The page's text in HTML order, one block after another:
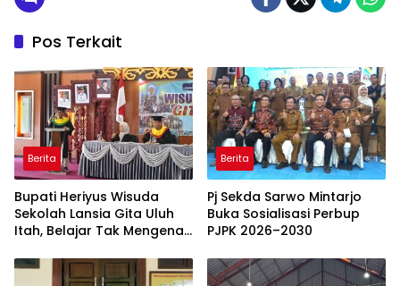
Pos Terkait
Berita
Bupati Heriyus Wisuda
Sekolah Lansia Gita Uluh
Itah, Belajar Tak Mengenal
Berita
Pj Sekda Sarwo Mintarjo
Buka Sosialisasi Perbup
PJPK 2026–2030